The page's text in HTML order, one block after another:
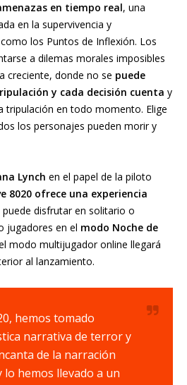
en tiempo real, una
en la supervivencia y
los Puntos de Inflexión. Los
a dilemas morales imposibles
creciente, donde no se puede
y cada decisión cuenta y
tripulación en todo momento. Elige
los personajes pueden morir y
Lynch en el papel de la piloto
8020 ofrece una experiencia
puede disfrutar en solitario o
jugadores en el modo Noche de
modo multijugador online llegará
al lanzamiento.
hemos tomado
narrativa de terror y
de la narración
hemos llevado a un